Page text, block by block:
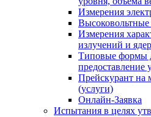
Измерения
Высоковольтные
Измерения
излучений и
Типовые формы
предоставление
Прейскурант на
(услуги)
Онлайн-Заявка
Испытания в целях